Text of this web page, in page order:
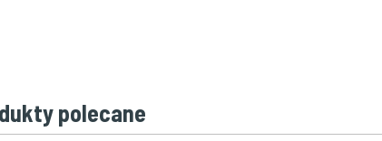
polecane